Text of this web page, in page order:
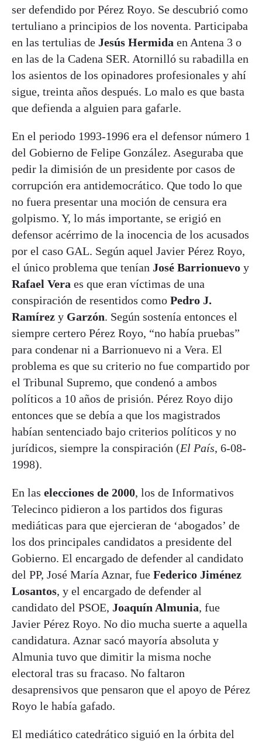
ser defendido por Pérez Royo. Se descubrió como
tertuliano a principios de los noventa. Participaba
en las tertulias de Jesús Hermida en Antena 3 o
en las de la Cadena SER. Atornilló su rabadilla en
los asientos de los opinadores profesionales y ahí
sigue, treinta años después. Lo malo es que basta
que defienda a alguien para gafarle.
En el periodo 1993-1996 era el defensor número 1
del Gobierno de Felipe González. Aseguraba que
pedir la dimisión de un presidente por casos de
corrupción era antidemocrático. Que todo lo que
no fuera presentar una moción de censura era
golpismo. Y, lo más importante, se erigió en
defensor acérrimo de la inocencia de los acusados
por el caso GAL. Según aquel Javier Pérez Royo,
el único problema que tenían José Barrionuevo y
Rafael Vera es que eran víctimas de una
conspiración de resentidos como Pedro J.
Ramírez y Garzón. Según sostenía entonces el
siempre certero Pérez Royo, “no había pruebas”
para condenar ni a Barrionuevo ni a Vera. El
problema es que su criterio no fue compartido por
el Tribunal Supremo, que condenó a ambos
políticos a 10 años de prisión. Pérez Royo dijo
entonces que se debía a que los magistrados
habían sentenciado bajo criterios políticos y no
jurídicos, siempre la conspiración (El País, 6-08-
1998).
En las elecciones de 2000, los de Informativos
Telecinco pidieron a los partidos dos figuras
mediáticas para que ejercieran de ‘abogados’ de
los dos principales candidatos a presidente del
Gobierno. El encargado de defender al candidato
del PP, José María Aznar, fue Federico Jiménez
Losantos, y el encargado de defender al
candidato del PSOE, Joaquín Almunia, fue
Javier Pérez Royo. No dio mucha suerte a aquella
candidatura. Aznar sacó mayoría absoluta y
Almunia tuvo que dimitir la misma noche
electoral tras su fracaso. No faltaron
desaprensivos que pensaron que el apoyo de Pérez
Royo le había gafado.
El mediático catedrático siguió en la órbita del